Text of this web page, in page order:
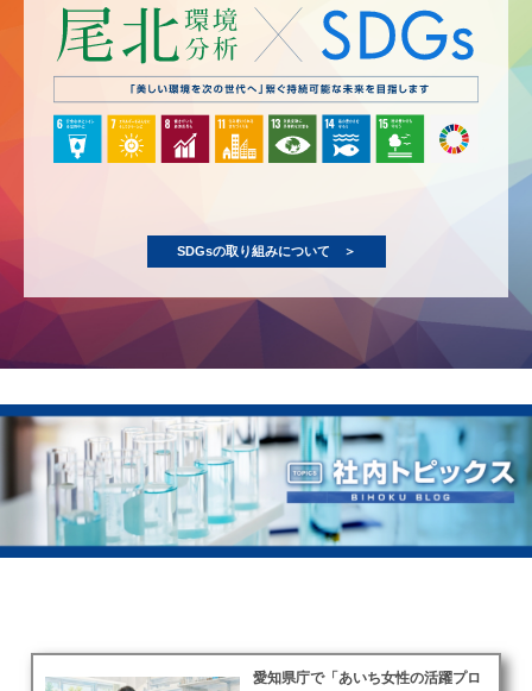
SDGsの取り組みについて ＞
愛知県庁で「あいち女性の活躍プロ